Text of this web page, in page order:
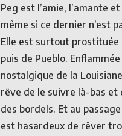
Peg est l’amie, l’amante
même si ce dernier n’est
Elle est surtout prostituée
puis de Pueblo.
nostalgique de la
rêve de le suivre là-bas et
des bordels. Et au passage
est hasardeux de rêver